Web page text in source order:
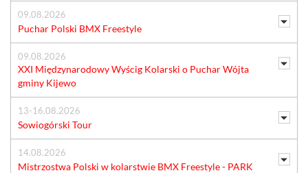
09.08.2026
Puchar Polski BMX Freestyle
09.08.2026
XXI Międzynarodowy Wyścig Kolarski o Puchar Wójta
gminy Kijewo
13-16.08.2026
Sowiogórski Tour
14.08.2026
Mistrzostwa Polski w kolarstwie BMX Freestyle - PARK